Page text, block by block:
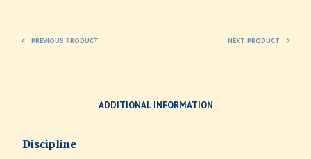
PREVIOUS PRODUCT NEXT PRODUCT
ADDITIONAL INFORMATION
Discipline